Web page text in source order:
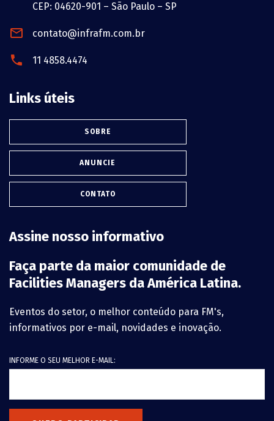
CEP: 04620-901 – São Paulo – SP
contato@infrafm.com.br
11 4858.4474
Links úteis
SOBRE
ANUNCIE
CONTATO
Assine nosso informativo
Faça parte da maior comunidade de
Facilities Managers da América Latina.
Eventos do setor, o melhor conteúdo para FM's,
informativos por e-mail, novidades e inovação.
INFORME O SEU MELHOR E-MAIL: